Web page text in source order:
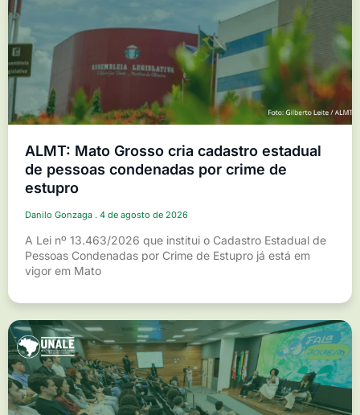
ALMT: Mato Grosso cria cadastro estadual
de pessoas condenadas por crime de
estupro
Danilo Gonzaga 4 de agosto de 2026
A Lei nº 13.463/2026 que institui o Cadastro Estadual de
Pessoas Condenadas por Crime de Estupro já está em
vigor em Mato